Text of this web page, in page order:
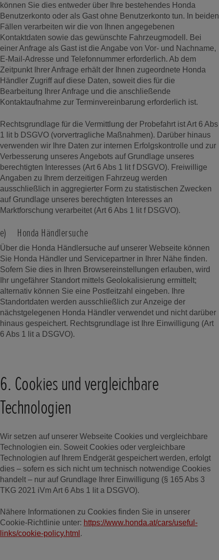
können Sie dies entweder über Ihre bestehendes Honda
Benutzerkonto oder als Gast ohne Benutzerkonto tun. In beiden
Fällen verarbeiten wir die von Ihnen angegebenen
Kontaktdaten sowie das gewünschte Fahrzeugmodell. Bei
einer Anfrage als Gast ist die Angabe von Vor- und Nachname,
E-Mail-Adresse und Telefonnummer erforderlich. Ab dem
Zeitpunkt Ihrer Anfrage erhält der Ihnen zugeordnete Honda
Händler Zugriff auf diese Daten, soweit dies für die
Bearbeitung Ihrer Anfrage und die anschließende
Kontaktaufnahme zur Terminvereinbarung erforderlich ist.
Rechtsgrundlage für die Vermittlung der Probefahrt ist Art 6 Abs
1 lit b DSGVO (vorvertragliche Maßnahmen). Darüber hinaus
verwenden wir Ihre Daten zur internen Erfolgskontrolle und zur
Verbesserung unseres Angebots auf Grundlage unseres
berechtigten Interesses (Art 6 Abs 1 lit f DSGVO). Freiwillige
Angaben zu Ihrem derzeitigen Fahrzeug werden
ausschließlich in aggregierter Form zu statistischen Zwecken
auf Grundlage unseres berechtigten Interesses an
Marktforschung verarbeitet (Art 6 Abs 1 lit f DSGVO).
e) Honda Händlersuche
Über die Honda Händlersuche auf unserer Webseite können
Sie Honda Händler und Servicepartner in Ihrer Nähe finden.
Sofern Sie dies in Ihren Browsereinstellungen erlauben, wird
Ihr ungefährer Standort mittels Geolokalisierung ermittelt;
alternativ können Sie eine Postleitzahl eingeben. Ihre
Standortdaten werden ausschließlich zur Anzeige der
nächstgelegenen Honda Händler verwendet und nicht darüber
hinaus gespeichert. Rechtsgrundlage ist Ihre Einwilligung (Art
6 Abs 1 lit a DSGVO).
6. Cookies und vergleichbare
Technologien
Wir setzen auf unserer Webseite Cookies und vergleichbare
Technologien ein. Soweit Cookies oder vergleichbare
Technologien auf Ihrem Endgerät gespeichert werden, erfolgt
dies – sofern es sich nicht um technisch notwendige Cookies
handelt – nur auf Grundlage Ihrer Einwilligung (§ 165 Abs 3
TKG 2021 iVm Art 6 Abs 1 lit a DSGVO).
Nähere Informationen zu Cookies finden Sie in unserer
Cookie-Richtlinie unter: https://www.honda.at/cars/useful-
links/cookie-policy.html .